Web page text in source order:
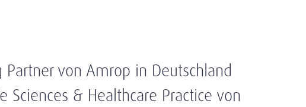
von Amrop in Deutschland
Sciences & Healthcare Practice von